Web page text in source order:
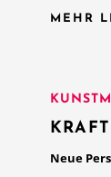
MEHR
Neue